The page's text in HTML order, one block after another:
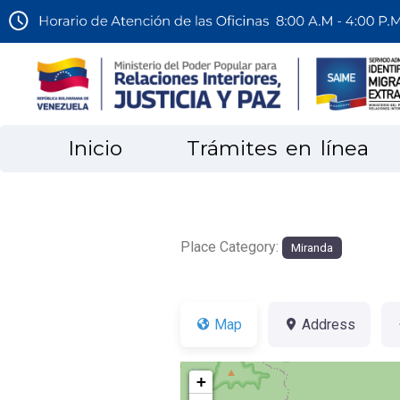
Inicio Trámites en línea
Place Category: Miranda
Map Address
+